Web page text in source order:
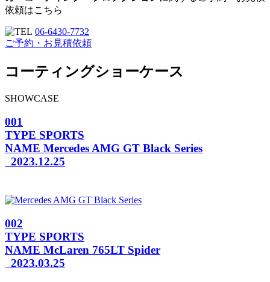
依頼はこちら
06-6430-7732
ご予約・お見積依頼
コーティングショーケース
SHOWCASE
001
TYPE SPORTS
NAME Mercedes AMG GT Black Series
2023.12.25
002
TYPE SPORTS
NAME McLaren 765LT Spider
2023.03.25